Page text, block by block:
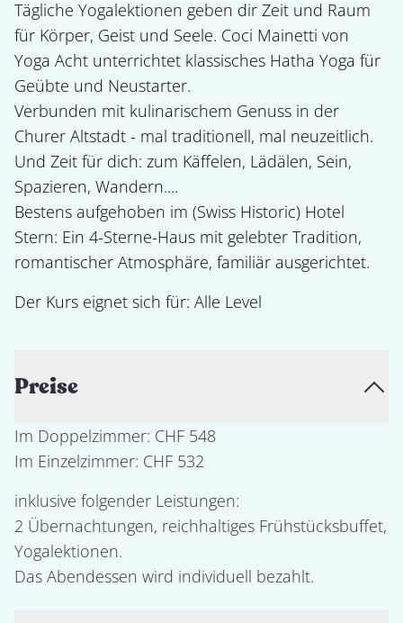
Tägliche Yogalektionen geben dir Zeit und Raum
für Körper, Geist und Seele. Coci Mainetti von
Yoga Acht unterrichtet klassisches Hatha Yoga für
Geübte und Neustarter.
Verbunden mit kulinarischem Genuss in der
Churer Altstadt - mal traditionell, mal neuzeitlich.
Und Zeit für dich: zum Käffelen, Lädälen, Sein,
Spazieren, Wandern....
Bestens aufgehoben im (Swiss Historic) Hotel
Stern: Ein 4-Sterne-Haus mit gelebter Tradition,
romantischer Atmosphäre, familiär ausgerichtet.
Der Kurs eignet sich für: Alle Level
Preise
Im Doppelzimmer: CHF 548
inklusive folgender Leistungen:
2 Übernachtungen, reichhaltiges Frühstücksbuffet,
Yogalektionen.
Das Abendessen wird individuell bezahlt.